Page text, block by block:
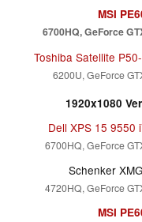
MSI
6700HQ, GeForce
Toshiba Satellite
6200U, GeForce
1920x1080
Dell XPS 15 9550
6700HQ, GeForce
Schenker
4720HQ, GeForce
MSI